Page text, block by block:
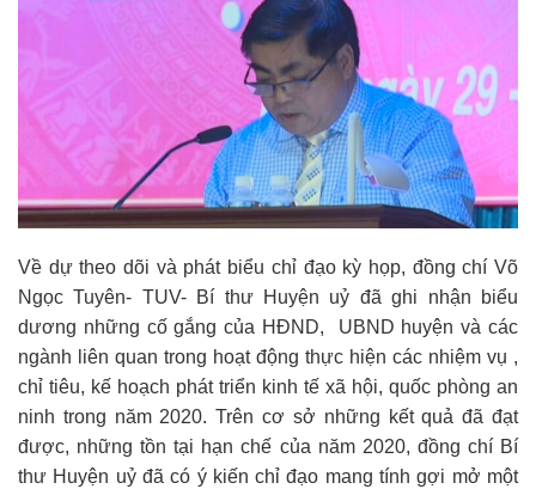
Về dự theo dõi và phát biểu chỉ đạo kỳ họp, đồng chí Võ
Ngọc Tuyên- TUV- Bí thư Huyện uỷ đã ghi nhận biểu
dương những cố gắng của HĐND, UBND huyện và các
ngành liên quan trong hoạt động thực hiện các nhiệm vụ ,
chỉ tiêu, kế hoạch phát triển kinh tế xã hội, quốc phòng an
ninh trong năm 2020. Trên cơ sở những kết quả đã đạt
được, những tồn tại hạn chế của năm 2020, đồng chí Bí
thư Huyện uỷ đã có ý kiến chỉ đạo mang tính gợi mở một